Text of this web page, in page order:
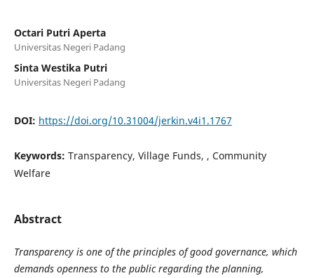
Octari Putri Aperta
Universitas Negeri Padang
Sinta Westika Putri
Universitas Negeri Padang
DOI: https://doi.org/10.31004/jerkin.v4i1.1767
Keywords: Transparency, Village Funds, , Community
Welfare
Abstract
Transparency is one of the principles of good governance, which
demands openness to the public regarding the planning,